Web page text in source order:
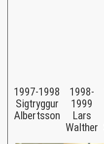
1997-1998
Sigtryggur
Albertsson
1998-
1999
Lars
Walther